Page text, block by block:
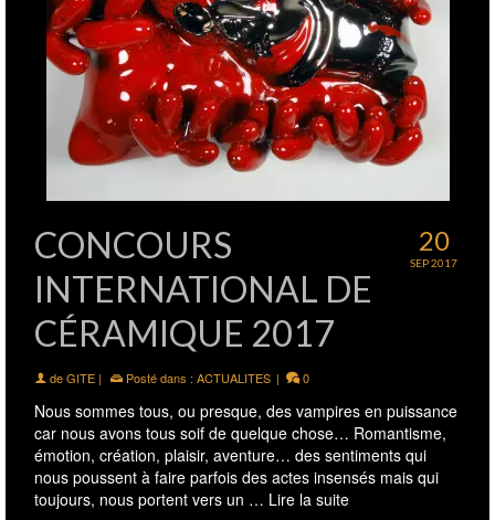
20
SEP 2017
CONCOURS
INTERNATIONAL DE
CÉRAMIQUE 2017
deGITE | Posté dans : ACTUALITES | 0
Nous sommes tous, ou presque, des vampires en puissance
car nous avons tous soif de quelque chose… Romantisme,
émotion, création, plaisir, aventure… des sentiments qui
nous poussent à faire parfois des actes insensés mais qui
toujours, nous portent vers un … Lire la suite